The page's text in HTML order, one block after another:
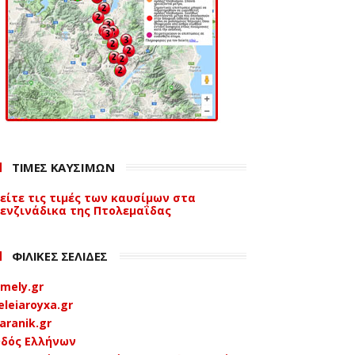
ΤΙΜΕΣ ΚΑΥΣΙΜΩΝ
τις τιμές των καυσίμων στα
της Πτολεμαΐδας
ΦΙΛΙΚΕΣ ΣΕΛΙΔΕΣ
Ελλήνων